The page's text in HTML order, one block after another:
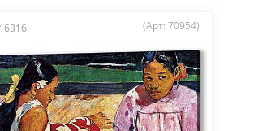
6316 (Арт: 70954)